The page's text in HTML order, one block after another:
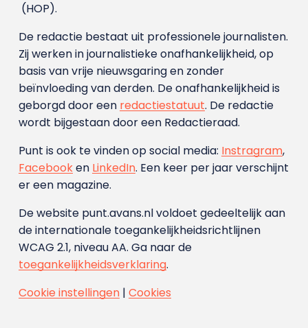
(HOP).
De redactie bestaat uit professionele journalisten.
Zij werken in journalistieke onafhankelijkheid, op
basis van vrije nieuwsgaring en zonder
beïnvloeding van derden. De onafhankelijkheid is
geborgd door een redactiestatuut. De redactie
wordt bijgestaan door een Redactieraad.
Punt is ook te vinden op social media: Instragram,
Facebooken LinkedIn. Een keer per jaar verschijnt
er een magazine.
De website punt.avans.nl voldoet gedeeltelijk aan
de internationale toegankelijkheidsrichtlijnen
WCAG 2.1, niveau AA. Ga naar de
toegankelijkheidsverklaring.
Cookie instellingen| Cookies